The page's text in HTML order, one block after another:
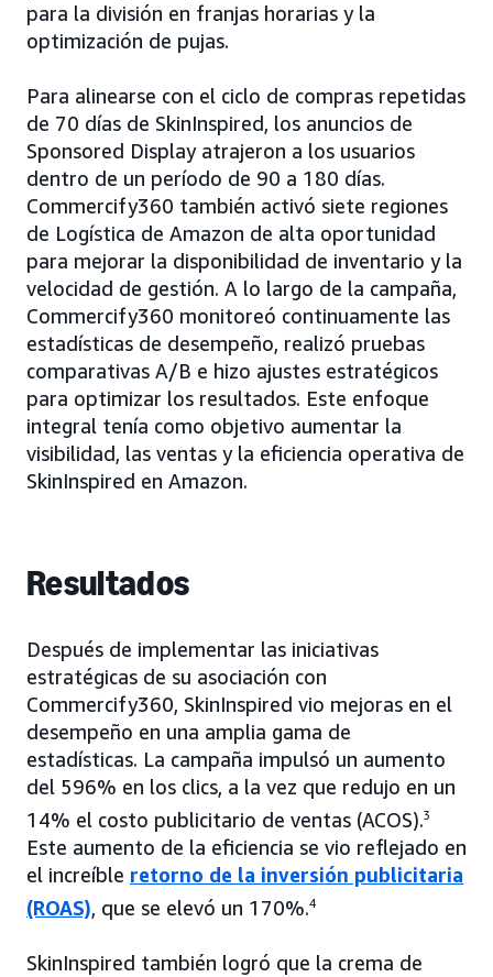
para la división en franjas horarias y la
optimización de pujas.
Para alinearse con el ciclo de compras repetidas
de 70 días de SkinInspired, los anuncios de
Sponsored Display atrajeron a los usuarios
dentro de un período de 90 a 180 días.
Commercify360 también activó siete regiones
de Logística de Amazon de alta oportunidad
para mejorar la disponibilidad de inventario y la
velocidad de gestión. A lo largo de la campaña,
Commercify360 monitoreó continuamente las
estadísticas de desempeño, realizó pruebas
comparativas A/B e hizo ajustes estratégicos
para optimizar los resultados. Este enfoque
integral tenía como objetivo aumentar la
visibilidad, las ventas y la eficiencia operativa de
SkinInspired en Amazon.
Resultados
Después de implementar las iniciativas
estratégicas de su asociación con
Commercify360, SkinInspired vio mejoras en el
desempeño en una amplia gama de
estadísticas. La campaña impulsó un aumento
del 596% en los clics, a la vez que redujo en un
14% el costo publicitario de ventas (ACOS).3
Este aumento de la eficiencia se vio reflejado en
el increíble retorno de la inversión publicitaria
(ROAS), que se elevó un 170%.4
SkinInspired también logró que la crema de